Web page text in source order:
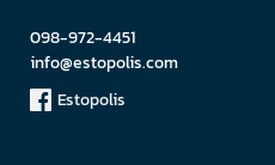
098-972-4451
info@estopolis.com
Estopolis